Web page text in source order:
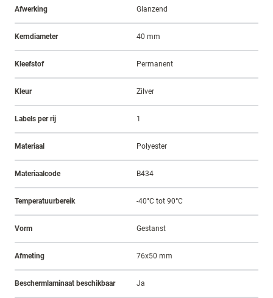
Afwerking Glanzend
Kerndiameter 40 mm
Kleefstof Permanent
Kleur Zilver
Labels per rij 1
Materiaal Polyester
Materiaalcode B434
Temperatuurbereik -40°C tot 90°C
Vorm Gestanst
Afmeting 76x50 mm
Beschermlaminaat beschikbaar Ja